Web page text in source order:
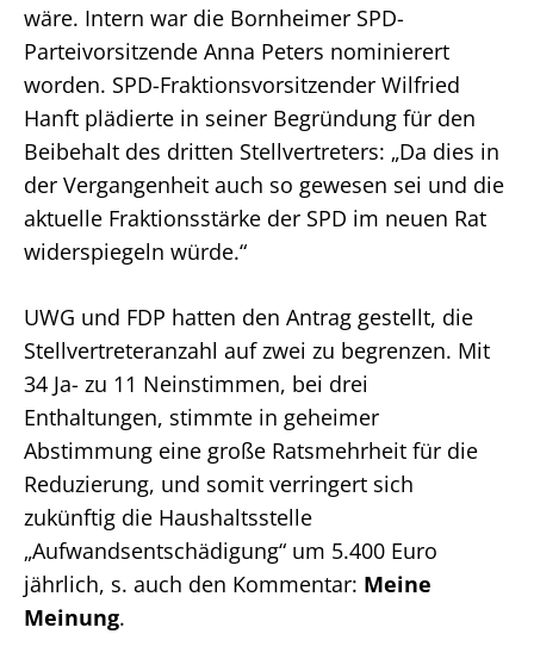
wäre. Intern war die Bornheimer SPD-
Parteivorsitzende Anna Peters nominierert
worden. SPD-Fraktionsvorsitzender Wilfried
Hanft plädierte in seiner Begründung für den
Beibehalt des dritten Stellvertreters: „Da dies in
der Vergangenheit auch so gewesen sei und die
aktuelle Fraktionsstärke der SPD im neuen Rat
widerspiegeln würde.“
UWG und FDP hatten den Antrag gestellt, die
Stellvertreteranzahl auf zwei zu begrenzen. Mit
34 Ja- zu 11 Neinstimmen, bei drei
Enthaltungen, stimmte in geheimer
Abstimmung eine große Ratsmehrheit für die
Reduzierung, und somit verringert sich
zukünftig die Haushaltsstelle
„Aufwandsentschädigung“ um 5.400 Euro
jährlich, s. auch den Kommentar: Meine
Meinung.